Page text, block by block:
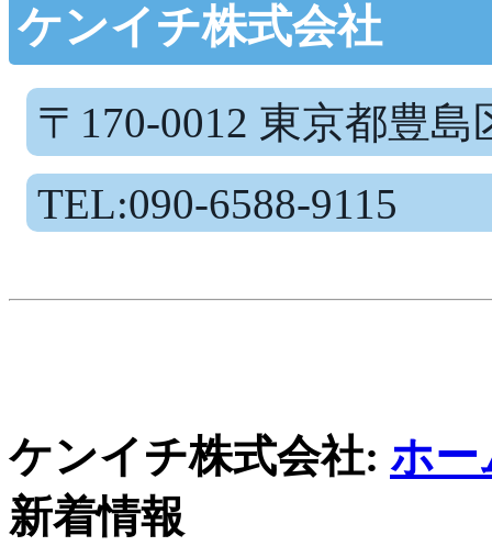
ケンイチ株式会社
〒170-0012 東京都豊
TEL:090-6588-9115
ケンイチ株式会社: ホー
新着情報